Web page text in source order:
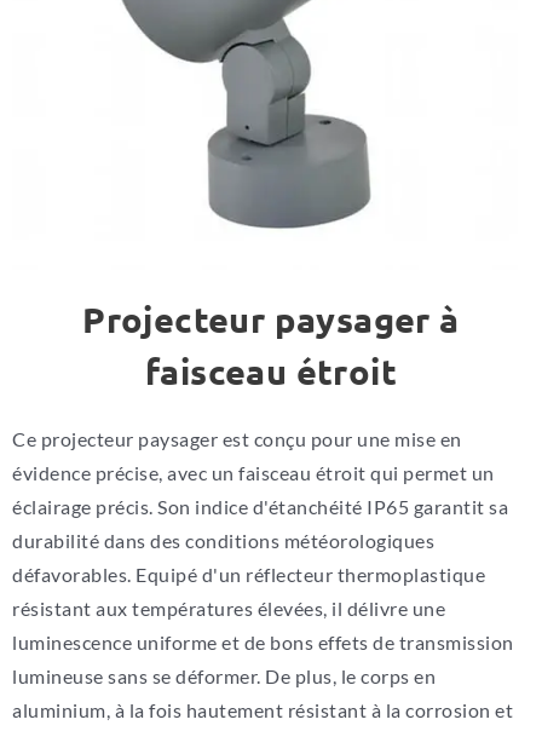
Projecteur paysager à
faisceau étroit
Ce projecteur paysager est conçu pour une mise en
évidence précise, avec un faisceau étroit qui permet un
éclairage précis. Son indice d'étanchéité IP65 garantit sa
durabilité dans des conditions météorologiques
défavorables. Equipé d'un réflecteur thermoplastique
résistant aux températures élevées, il délivre une
luminescence uniforme et de bons effets de transmission
lumineuse sans se déformer. De plus, le corps en
aluminium, à la fois hautement résistant à la corrosion et